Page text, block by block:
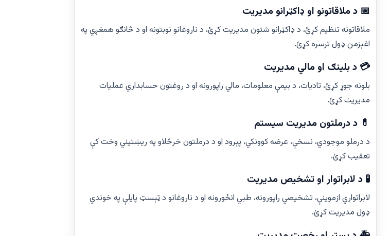
📅 د ملاقاتونو او ډاکټرانو مدیریت
ملاقاتونه تنظیم کړئ، د ډاکټرانو شتون مدیریت کړئ، د ناروغانو نوبتونه او د څانګو همغږي په
اغېزمن ډول ترسره کړئ.
💳 د بلینګ او مالي مدیریت
بلونه جوړ کړئ، تادیات، د بیمې معلومات، مالي راپورونه او د روغتون حسابداري عملیات
مدیریت کړئ.
💊 د درملتون مدیریت سیستم
د درملو موجودي، نسخې، عرضه کوونکي، پېرود او د درملتون خرڅلاو په ریښتیني وخت کې
تعقیب کړئ.
🧪 د لابراتوار او تشخیص مدیریت
لابراتواري ازموینې، تشخیصي راپورونه، طبي انځورونه او د ناروغانو د ټېسټ پایلې په خوندي
ډول مدیریت کړئ.